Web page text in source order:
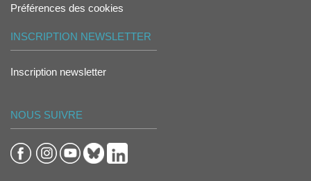
Préférences des cookies
INSCRIPTION NEWSLETTER
Inscription newsletter
NOUS SUIVRE